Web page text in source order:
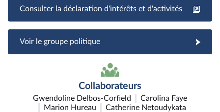
Consulter la déclaration d'intérêts et d'activités
Voir le groupe politique
Collaborateurs
Gwendoline Delbos-Corfield
Carolina Faye
Marion Hureau
Catherine Netoudykata